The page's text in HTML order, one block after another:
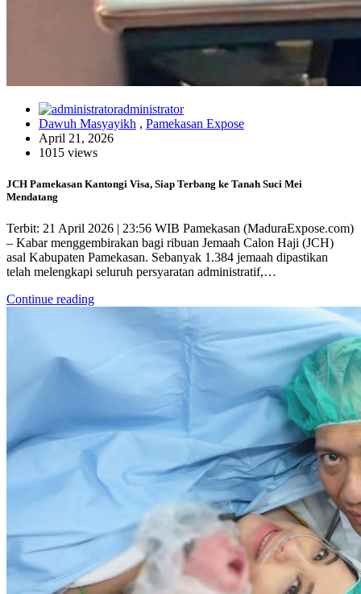
administrator
Dawuh Masyayikh , Pamekasan Expose
April 21, 2026
1015 views
JCH Pamekasan Kantongi Visa, Siap Terbang ke Tanah Suci Mei
Mendatang
Terbit: 21 April 2026 | 23:56 WIB Pamekasan (MaduraExpose.com)
– Kabar menggembirakan bagi ribuan Jemaah Calon Haji (JCH)
asal Kabupaten Pamekasan. Sebanyak 1.384 jemaah dipastikan
telah melengkapi seluruh persyaratan administratif,…
Continue reading